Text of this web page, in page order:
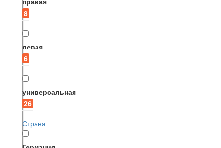
8
левая
6
универсальная
26
Страна